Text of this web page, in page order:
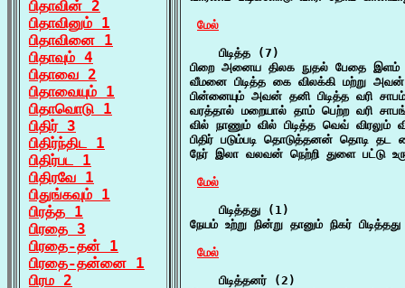
பிதாவின் 2
பிதாவினும் 1
பிதாவினை 1
பிதாவும் 4
பிதாவை 2
பிதாவையும் 1
பிதாவொடு 1
பிதிர் 3
பிதிர்ந்திட 1
பிதிர்பட 1
பிதிரவே 1
பிதுங்கவும் 1
பிரத்த 1
பிரதை 3
பிரதை-தன் 1
பிரதை-தன்னை 1
பிரம 2
மேல்
    பிடித்த (7)
பிறை அனைய திலக நுதல் பேதை இளம்
வீமனை பிடித்த கை விலக்கி மற்று
பின்னையும் அவன் தனி பிடித்த வரி
வரத்தால் மறையால் தாம் பெற்ற வரி
வில் நாணும் வில் பிடித்த வெவ் விரலும்
பிதிர் படும்படி தொடுத்தனன் தொடி தட
நேர் இலா வலவன் நெற்றி துளை பட்டு
மேல்
    பிடித்தது (1)
நேயம் உற்று நின்று தானும் நிகர்
மேல்
    பிடித்தனர் (2)